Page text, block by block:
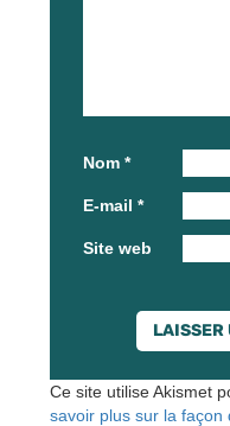
Nom *
E-mail *
Site web
Ce site utilise Akismet
savoir plus sur la façon